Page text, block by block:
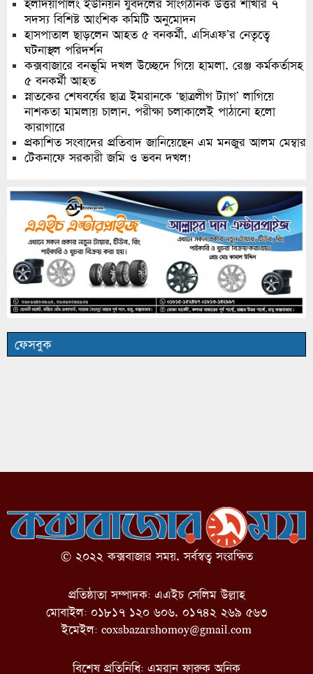
হলদিয়াপালং ইউনিয়ন যুবদলের সাংগঠনিক উত্তর শাখার ৭
সদস্য বিশিষ্ট আংশিক কমিটি অনুমোদন
হাসপাতাল ছাড়লেন আহত ৫ বনকর্মী, এসিএফ’র নেতৃত্বে
ঘটনাস্থল পরিদর্শন
কক্সবাজারে বনভূমি দখল উচ্ছেদে গিয়ে হামলা, রেঞ্জ কর্মকর্তাসহ
৫ বনকর্মী আহত
স্নাতকের শেষবর্ষের ছাত্র ইমরানকে ‘ছাত্রলীগ ট্যাগ’ লাগিয়ে
নাশকতা মামলায় চালান, পরীক্ষা চলাকালেই পাঠানো হলো
কারাগারে
প্রকাশিত সংবাদের প্রতিবাদ জানিয়েছেন এম মনজুর আলম মেম্বার
টেকনাফে সরকারী জমি ও ভবন দখল!
ফেসবুক
© ২০২২ কক্সবাজার সময়, সর্বস্বত্ব সংরক্ষিত
প্রতিষ্ঠাতা সম্পাদক: এএইচ সেলিম উল্লাহ
মোবাইল: ০১৮১৭ ১২০ ৬০৬, ০১৭৪২ ২৬৯ ৫৬৩
ইমেইল: coxsbazarshomoy@gmail.com
বিশেষ প্রতিনিধি: এমরান ফারুক অনিক